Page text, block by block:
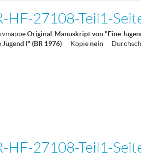
HF-27108-Teil1-
Original-Manuskript von "Eine
Jugend I" (BR 1976)
Kopie nein
HF-27108-Teil1-